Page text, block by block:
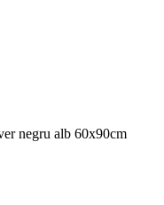
negru alb 60x90cm